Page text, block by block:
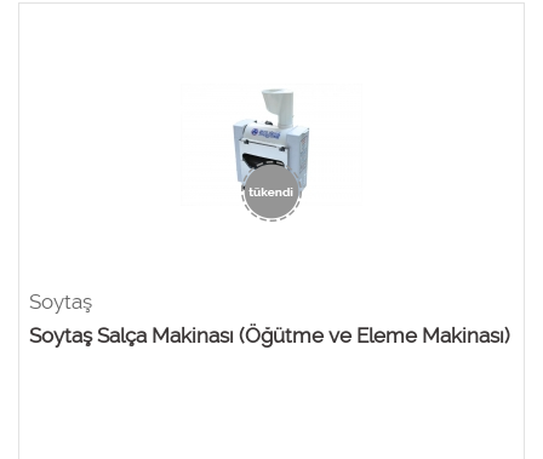
Soytaş
Soytaş Salça Makinası (Öğütme ve Eleme Makinası)